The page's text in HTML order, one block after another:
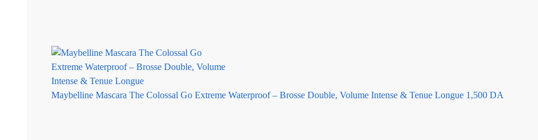
Maybelline Mascara The Colossal Go Extreme Waterproof – Brosse Double, Volume Intense & Tenue Longue 1,500 DA